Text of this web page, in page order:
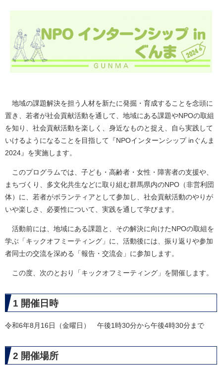
地域の課題解決を担う人材を新たに発掘・育成することを念頭に
置き、若者が社会貢献活動を通して、地域にある課題やNPOの取組
を知り、社会貢献活動を楽しく、身近なものと捉え、自ら実践して
いけるようになることを目指して『NPOインターンシップ inぐんま
2024』を実施します。
このプログラムでは、⼦ども・⾼齢者・⼥性・障害者の⽀援や、
まちづくり、多⽂化共⽣などに取り組む群馬県内のNPO（⾮営利団
体）に、若者がボランティアとして参加し、社会貢献活動のやりが
いや楽しさ、必要性について、実践を通して学びます。
活動前には、地域にある課題と、その解決に向けたNPOの取組を
学ぶ「キックオフミーティング」に、活動後には、振り返りや参加
者同士の交流を深める「報告・交流会」に参加します。
この度、次のとおり「キックオフミーティング」を開催します。
1 開催日時
令和6年8月16日（金曜日） 午後1時30分から午後4時30分まで
2 開催場所